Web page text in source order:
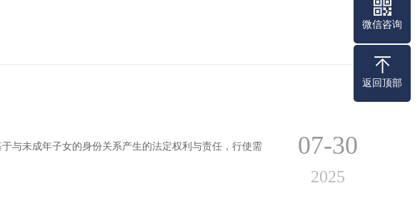
与未成年子女的身份关系产生的法定权利与责任，行使需
07-30
2025
微信咨询
返回顶部